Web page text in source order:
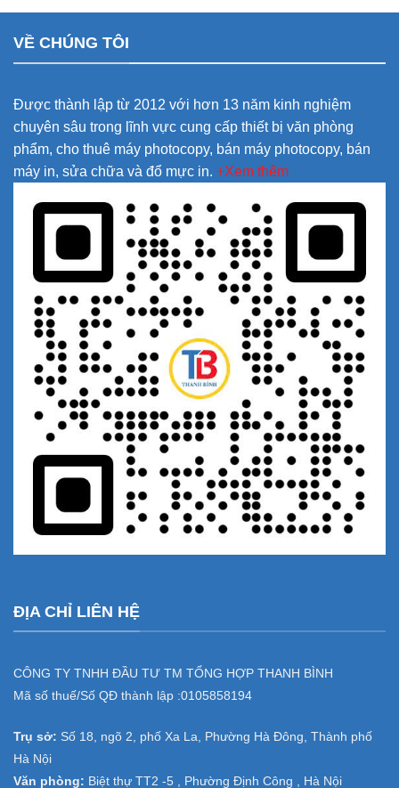
VỀ CHÚNG TÔI
Được thành lập từ 2012 với hơn 13 năm kinh nghiệm
chuyên sâu trong lĩnh vực cung cấp thiết bị văn phòng
phẩm, cho thuê máy photocopy, bán máy photocopy, bán
máy in, sửa chữa và đổ mực in. +Xem thêm
ĐỊA CHỈ LIÊN HỆ
CÔNG TY TNHH ĐẦU TƯ TM TỔNG HỢP THANH BÌNH
Mã số thuế/Số QĐ thành lập :0105858194
Trụ sở: Số 18, ngõ 2, phố Xa La, Phường Hà Đông, Thành phố
Hà Nội
Văn phòng: Biệt thự TT2 -5 , Phường Định Công , Hà Nội